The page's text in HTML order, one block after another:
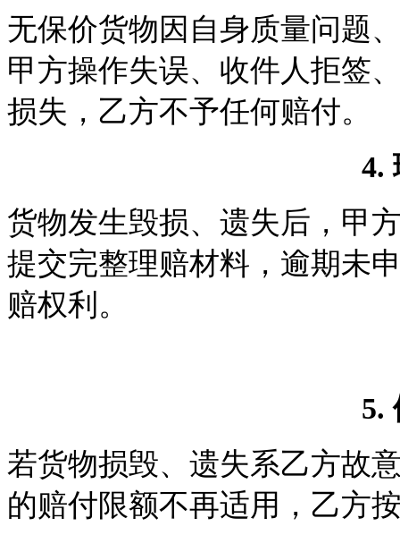
无保价货物因自身质量问题
甲方操作失误、收件人拒签
损失，乙方不予任何赔付。
4.
货物发生毁损、遗失后，甲
提交完整理赔材料，逾期未
赔权利。
5.
若货物损毁、遗失系乙方故
的赔付限额不再适用，乙方